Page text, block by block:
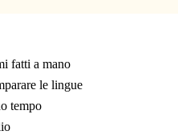
fatti a mano
le lingue
tempo